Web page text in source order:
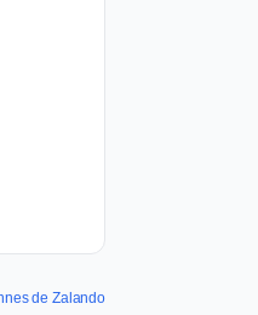
de Zalando